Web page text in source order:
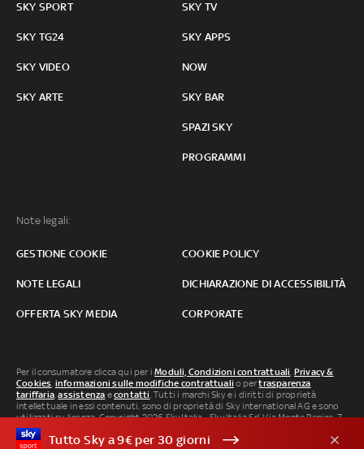
SKY SPORT
SKY TG24
SKY VIDEO
SKY ARTE
SKY TV
SKY APPS
NOW
SKY BAR
SPAZI SKY
PROGRAMMI
Note legali:
GESTIONE COOKIE COOKIE POLICY
NOTE LEGALI DICHIARAZIONE DI ACCESSIBILITÀ
OFFERTA SKY MEDIA CORPORATE
Per il consumatore clicca qui per iModuli, Condizioni contrattuali, Privacy &
Cookies, informazioni sulle modifiche contrattuali o pertrasparenza
tariffaria,assistenza econtatti. Tutti i marchi Sky e i diritti di proprietà
intellettuale in essi contenuti, sono di proprietà di Sky international AG e sono
utilizzati su licenza. Copyright 2026 Sky Italia - Sky Italia Srl Via Monte Penice, 7 -
20138 Milano P.IVA 04619241005. SkyTG24: ISSN 3035-1537 e SkySport: ISSN
3035-1545.Segnalazione Abusi
Tutto Sky a 9€ per 30 giorni